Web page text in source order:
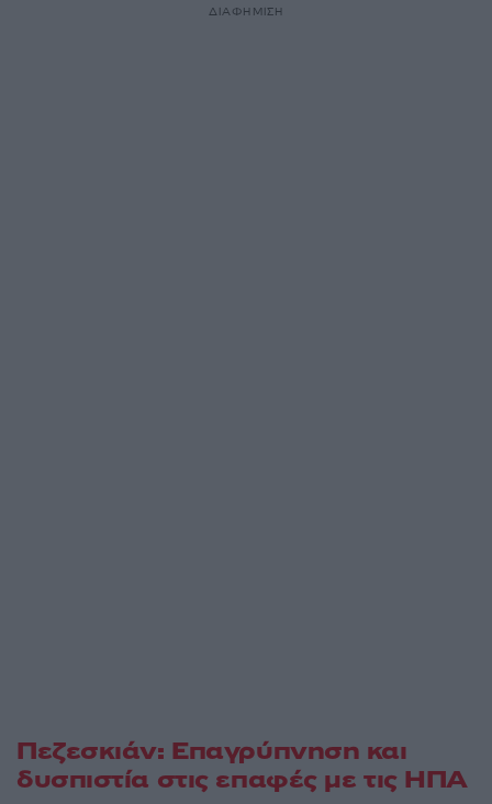
ΔΙΑΦΗΜΙΣΗ
Πεζεσκιάν: Επαγρύπνηση και
δυσπιστία στις επαφές με τις ΗΠΑ